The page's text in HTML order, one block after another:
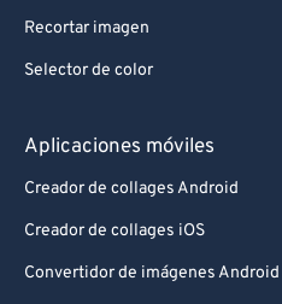
Recortar imagen
Selector de color
Aplicaciones móviles
Creador de collages Android
Creador de collages iOS
Convertidor de imágenes Android